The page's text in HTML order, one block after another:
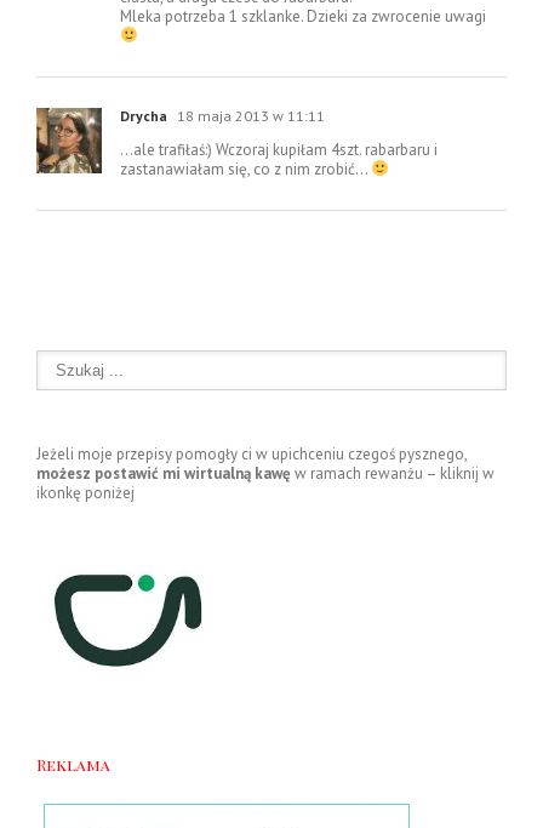
Mleka potrzeba 1 szklanke. Dzieki za zwrocenie uwagi
Drycha 18 maja 2013 w 11:11
…ale trafiłaś:) Wczoraj kupiłam 4szt. rabarbaru i
zastanawiałam się, co z nim zrobić…
Jeżeli moje przepisy pomogły ci w upichceniu czegoś pysznego,
możesz postawić mi wirtualną kawę w ramach rewanżu – kliknij w
ikonkę poniżej
Reklama